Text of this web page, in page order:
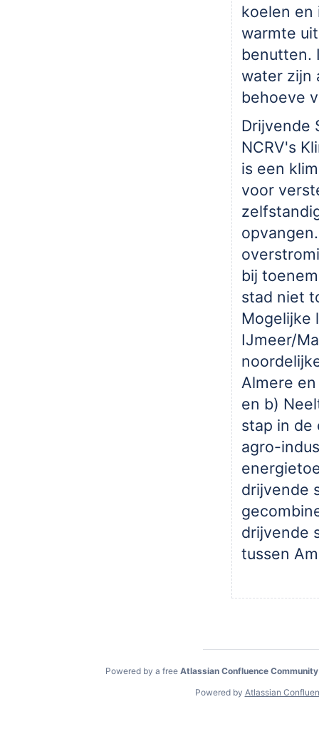
koelen en
warmte
benutten.
water zijn
behoeve
Drijvende
NCRV's
is een
voor
bij
stad niet
Mogelijke
IJmeer/
Almere
en b)
stap in de
agro-
drijvende
drijvende
tussen
Powered by a free Atlassian Confluence
Powered by Atlassian